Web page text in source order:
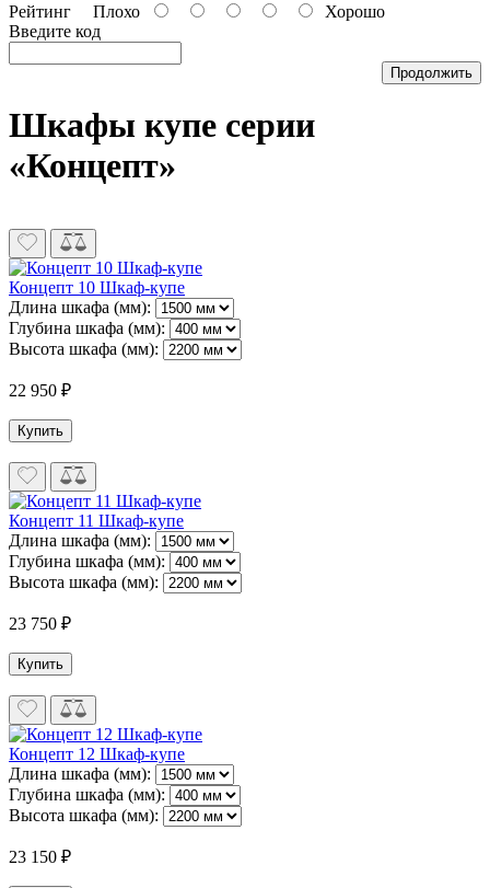
Рейтинг Плохо
Хорошо
Введите код
Продолжить
Шкафы купе серии
«Концепт»
Концепт 10 Шкаф-купе
Длина шкафа (мм):
Глубина шкафа (мм):
Высота шкафа (мм):
22 950 ₽
Купить
Концепт 11 Шкаф-купе
Длина шкафа (мм):
Глубина шкафа (мм):
Высота шкафа (мм):
23 750 ₽
Купить
Концепт 12 Шкаф-купе
Длина шкафа (мм):
Глубина шкафа (мм):
Высота шкафа (мм):
23 150 ₽